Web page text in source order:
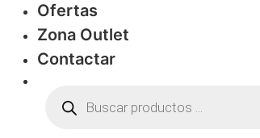
Ofertas
Zona Outlet
Contactar